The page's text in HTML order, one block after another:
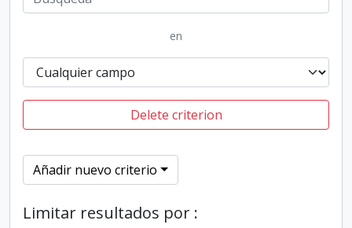
en
Delete criterion
Añadir nuevo criterio
Limitar resultados por :